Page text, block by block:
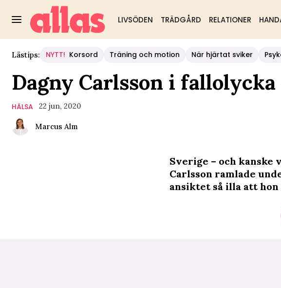
LIVSÖDEN TRÄDGÅRD RELATIONER
Lästips: NYTT! Korsord Träning och motion När hjärtat sviker
Dagny Carlsson i
HÄLSA 22 jun, 2020
Marcus Alm
Sverige – och kanske
Carlsson ramlade
ansiktet så illa att hon